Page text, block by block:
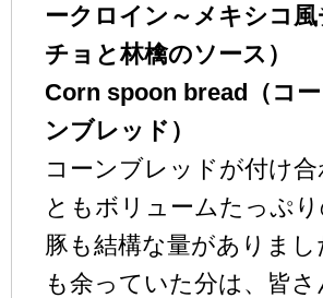
ークロイン～メキシコ
チョと林檎のソース）
Corn spoon bread（コ
ンブレッド）
コーンブレッドが付け
ともボリュームたっぷり
豚も結構な量がありま
も余っていた分は、皆